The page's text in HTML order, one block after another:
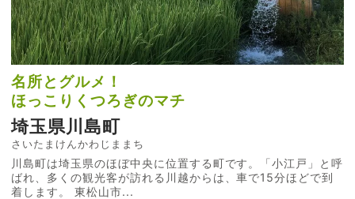
名所とグルメ！
ほっこりくつろぎのマチ
埼玉県川島町
さいたまけんかわじままち
川島町は埼玉県のほぼ中央に位置する町です。「小江戸」と呼
ばれ、多くの観光客が訪れる川越からは、車で15分ほどで到
着します。 東松山市...